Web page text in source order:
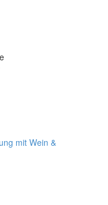
mit Wein &